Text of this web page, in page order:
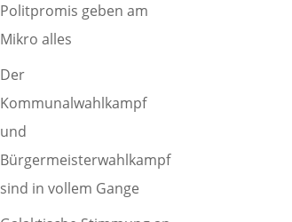
Politpromis geben am
Mikro alles
Der
Kommunalwahlkampf
und
Bürgermeisterwahlkampf
sind in vollem Gange